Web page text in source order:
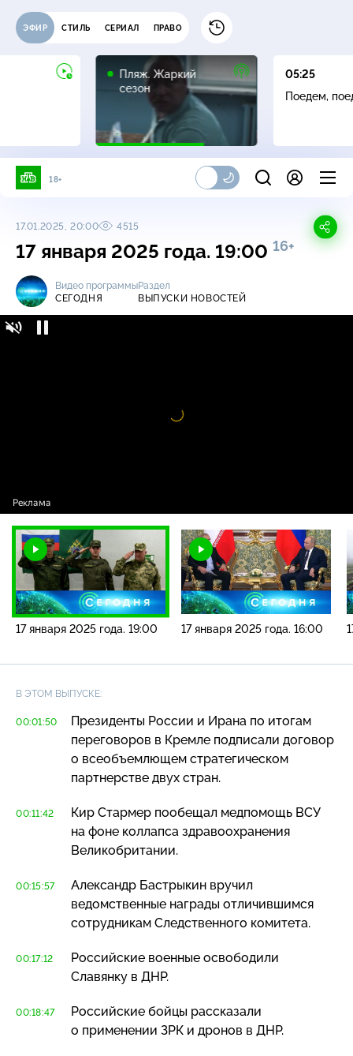
ЭФИР СТИЛЬ СЕРИАЛ ПРАВО
Пляж. Жаркий
сезон
16+
05:25
Поедем,
18+
17.01.2025, 20:00 4515
17 января 2025 года. 19:00 16+
Видео программы
СЕГОДНЯ
Раздел
ВЫПУСКИ НОВОСТЕЙ
Видео
проигрыватель
17 января 2025 года. 19:00 17 января 2025 года. 16:00
В ЭТОМ ВЫПУСКЕ:
00:01:50
Президенты России и Ирана по итогам
переговоров в Кремле подписали договор
о всеобъемлющем стратегическом
партнерстве двух стран.
00:11:42
Кир Стармер пообещал медпомощь ВСУ
на фоне коллапса здравоохранения
Великобритании.
00:15:57
Александр Бастрыкин вручил
ведомственные награды отличившимся
сотрудникам Следственного комитета.
00:17:12
Российские военные освободили
Славянку в ДНР.
00:18:47
Российские бойцы рассказали
о применении ЗРК и дронов в ДНР.